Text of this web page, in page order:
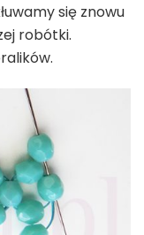
się znowu
robótki.